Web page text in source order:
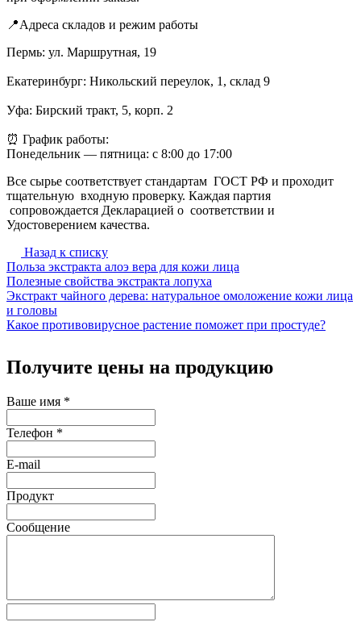
📍Адреса складов и режим работы
Пермь: ул. Маршрутная, 19
Екатеринбург: Никольский переулок, 1, склад 9
Уфа: Бирский тракт, 5, корп. 2
⏰ График работы:
Понедельник — пятница: с 8:00 до 17:00
Все сырье соответствует стандартам ГОСТ РФ и проходит
тщательную входную проверку. Каждая партия
сопровождается Декларацией о соответствии и
Удостоверением качества.
Назад к списку
Польза экстракта алоэ вера для кожи лица
Полезные свойства экстракта лопуха
Экстракт чайного дерева: натуральное омоложение кожи лица
и головы
Какое противовирусное растение поможет при простуде?
Получите цены на продукцию
Ваше имя *
Телефон *
E-mail
Продукт
Сообщение